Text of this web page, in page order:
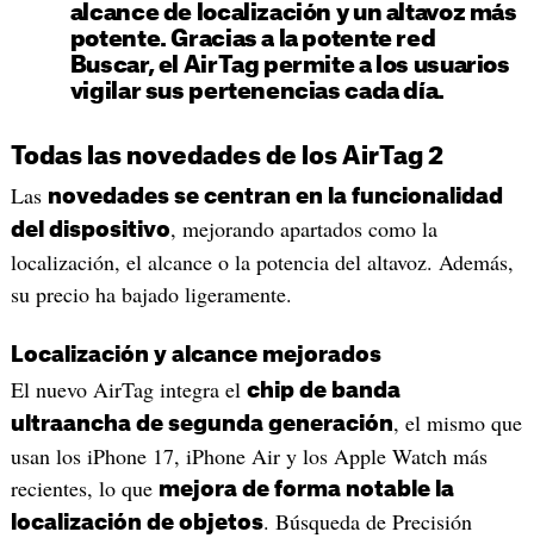
alcance de localización y un altavoz más
potente. Gracias a la potente red
Buscar, el AirTag permite a los usuarios
vigilar sus pertenencias cada día.
Todas las novedades de los AirTag 2
Las novedades se centran en la funcionalidad
del dispositivo, mejorando apartados como la
localización, el alcance o la potencia del altavoz. Además,
su precio ha bajado ligeramente.
Localización y alcance mejorados
El nuevo AirTag integra el chip de banda
ultraancha de segunda generación, el mismo que
usan los iPhone 17, iPhone Air y los Apple Watch más
recientes, lo que mejora de forma notable la
localización de objetos. Búsqueda de Precisión